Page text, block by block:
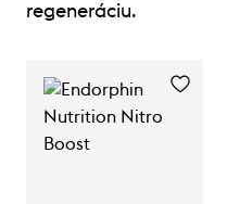
regeneráciu.